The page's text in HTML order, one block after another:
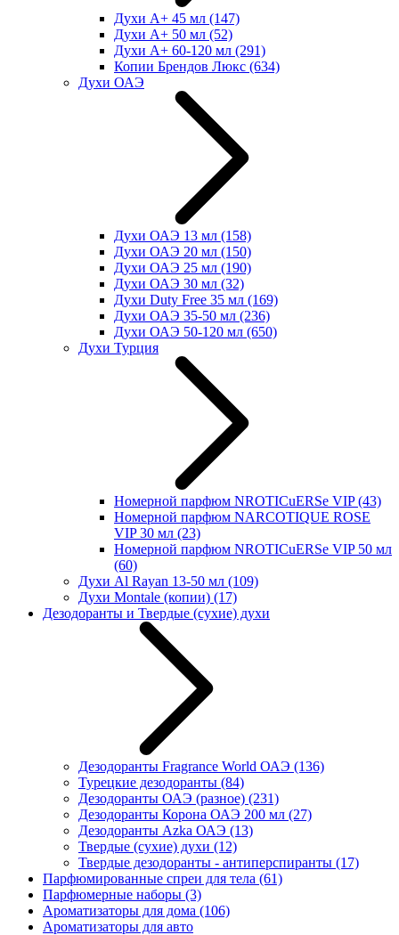
Духи А+ 45 мл (147)
Духи А+ 50 мл (52)
Духи А+ 60-120 мл (291)
Копии Брендов Люкс (634)
Духи ОАЭ
Духи ОАЭ 13 мл (158)
Духи ОАЭ 20 мл (150)
Духи ОАЭ 25 мл (190)
Духи ОАЭ 30 мл (32)
Духи Duty Free 35 мл (169)
Духи ОАЭ 35-50 мл (236)
Духи ОАЭ 50-120 мл (650)
Духи Турция
Номерной парфюм NROTICuERSe VIP(43)
Номерной парфюм NARCOTIQUE ROSE
VIP 30 мл (23)
Номерной парфюм NROTICuERSe VIP 50 мл
(60)
Духи Al Rayan 13-50 мл (109)
Духи Montale (копии) (17)
Дезодоранты и Твердые (сухие) духи
Дезодоранты Fragrance World ОАЭ (136)
Турецкие дезодоранты (84)
Дезодоранты ОАЭ (разное) (231)
Дезодоранты Корона ОАЭ 200 мл (27)
Дезодоранты Azka ОАЭ (13)
Твердые (сухие) духи (12)
Твердые дезодоранты - антиперспиранты (17)
Парфюмированные спреи для тела (61)
Парфюмерные наборы (3)
Ароматизаторы для дома (106)
Ароматизаторы для авто